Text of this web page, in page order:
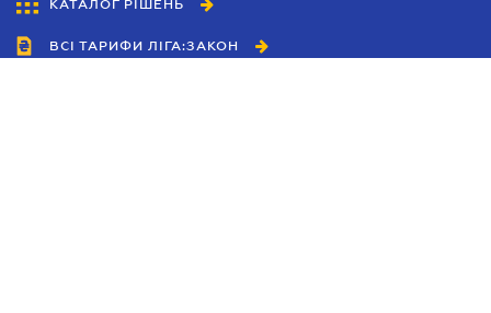
КАТАЛОГ РІШЕНЬ
ВСІ ТАРИФИ ЛІГА:ЗАКОН